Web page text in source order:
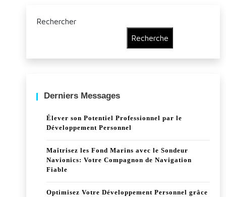
Rechercher
Recherche
Derniers Messages
Élever son Potentiel Professionnel par le
Développement Personnel
Maîtrisez les Fond Marins avec le Sondeur
Navionics: Votre Compagnon de Navigation
Fiable
Optimisez Votre Développement Personnel grâce